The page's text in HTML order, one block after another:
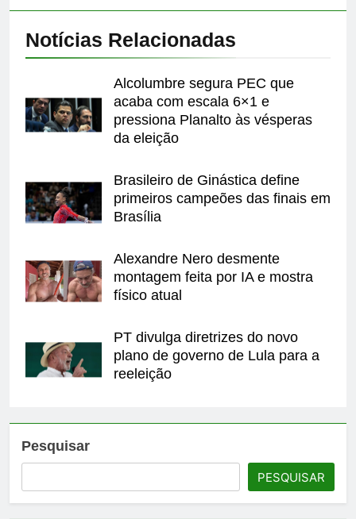
Notícias Relacionadas
Alcolumbre segura PEC que
acaba com escala 6×1 e
pressiona Planalto às vésperas
da eleição
Brasileiro de Ginástica define
primeiros campeões das finais em
Brasília
Alexandre Nero desmente
montagem feita por IA e mostra
físico atual
PT divulga diretrizes do novo
plano de governo de Lula para a
reeleição
Pesquisar
PESQUISAR